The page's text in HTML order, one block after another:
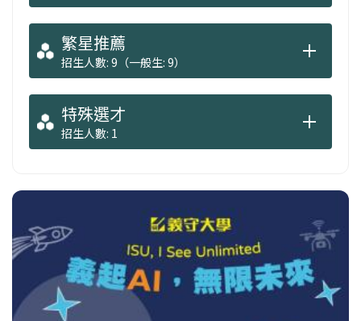
繁星推薦
招生人數: 9（一般生: 9）
特殊選才
招生人數: 1